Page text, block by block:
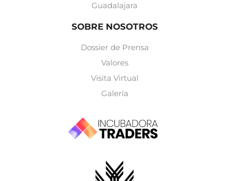
Guadalajara
SOBRE NOSOTROS
Dossier de Prensa
Valores
Visita Virtual
Galería